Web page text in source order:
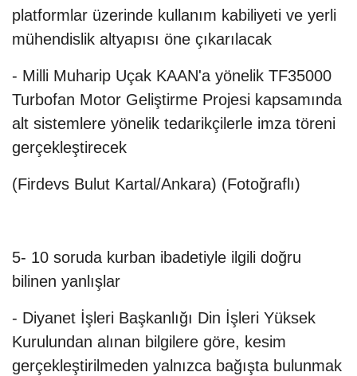
platformlar üzerinde kullanım kabiliyeti ve yerli
mühendislik altyapısı öne çıkarılacak
- Milli Muharip Uçak KAAN'a yönelik TF35000
Turbofan Motor Geliştirme Projesi kapsamında
alt sistemlere yönelik tedarikçilerle imza töreni
gerçekleştirecek
(Firdevs Bulut Kartal/Ankara) (Fotoğraflı)
5- 10 soruda kurban ibadetiyle ilgili doğru
bilinen yanlışlar
- Diyanet İşleri Başkanlığı Din İşleri Yüksek
Kurulundan alınan bilgilere göre, kesim
gerçekleştirilmeden yalnızca bağışta bulunmak